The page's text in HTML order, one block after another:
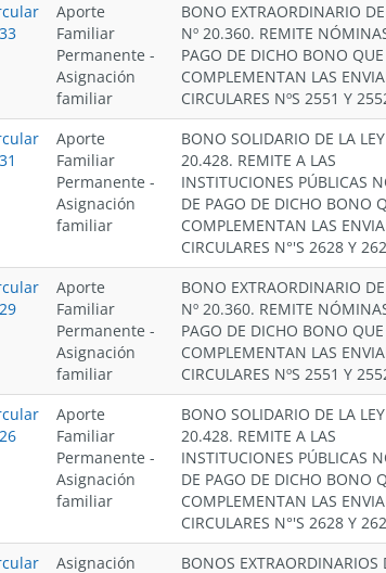
Aporte
Familiar
Permanente -
Asignación
familiar
BONO EXTRAORDINARIO
Nº 20.360. REMITE
PAGO DE DICHO BONO QUE
COMPLEMENTAN LAS
CIRCULARES NºS 2551 Y
Aporte
Familiar
Permanente -
Asignación
familiar
BONO SOLIDARIO DE LA
20.428. REMITE A LAS
INSTITUCIONES PÚBLICAS
DE PAGO DE DICHO BONO
COMPLEMENTAN LAS
CIRCULARES N°'S 2628 Y
Aporte
Familiar
Permanente -
Asignación
familiar
BONO EXTRAORDINARIO
Nº 20.360. REMITE
PAGO DE DICHO BONO QUE
COMPLEMENTAN LAS
CIRCULARES NºS 2551 Y
Aporte
Familiar
Permanente -
Asignación
familiar
BONO SOLIDARIO DE LA
20.428. REMITE A LAS
INSTITUCIONES PÚBLICAS
DE PAGO DE DICHO BONO
COMPLEMENTAN LAS
CIRCULARES N°'S 2628 Y
Asignación
BONOS EXTRAORDINARIOS